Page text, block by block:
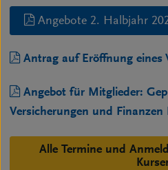
Angebote 2. Halbjahr
Antrag auf Eröffnung eines
Angebot für Mitglieder:
Versicherungen und Finanzen
Alle Termine und